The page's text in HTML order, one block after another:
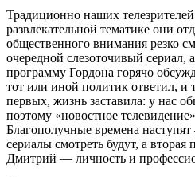
Традиционно наших
развлекательной тематике они
общественного внимания резко
очередной слезоточивый
программу Гордона горячо
тот или иной политик ответил, и
первых, жизнь заставила: у нас
поэтому «новостное
Благополучные времена
сериалы смотреть будут, а
Дмитрий — личность и